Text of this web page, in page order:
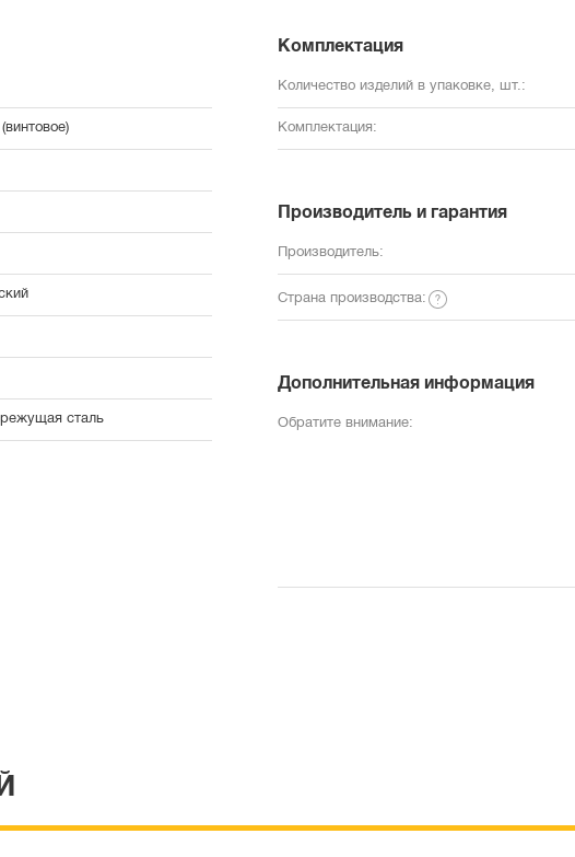
сталь
Комплектация
Количество изделий в упаковке, шт.:
Комплектация:
Производитель и гарантия
Производитель:
Страна производства:
Дополнительная информация
Обратите внимание: